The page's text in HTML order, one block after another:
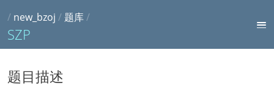
/ new_bzoj / 题库/
SZP
题目描述